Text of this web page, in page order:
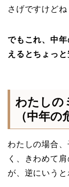
さげですけどね
でもこれ、中
えるとちょっと
わたしの
（中年の
わたしの場合
く、きわめて
が、逆にいう